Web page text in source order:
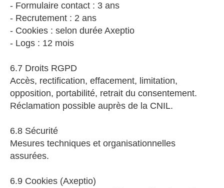
- Formulaire contact : 3 ans
- Recrutement : 2 ans
- Cookies : selon durée Axeptio
- Logs : 12 mois
6.7 Droits RGPD
Accès, rectification, effacement, limitation,
opposition, portabilité, retrait du consentement.
Réclamation possible auprès de la CNIL.
6.8 Sécurité
Mesures techniques et organisationnelles
assurées.
6.9 Cookies (Axeptio)